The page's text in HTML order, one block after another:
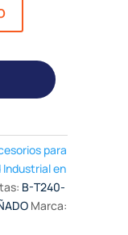
para
en
B-T240-
Marca: